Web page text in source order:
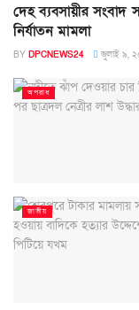
অপরাধ সংবাদ
দেহ ব্যবসায়ীর সংবাদ
নির্যাতন মামলা
BY DPCNEWS24 জুলাই ৯,
অপরাধ
জাতীয়